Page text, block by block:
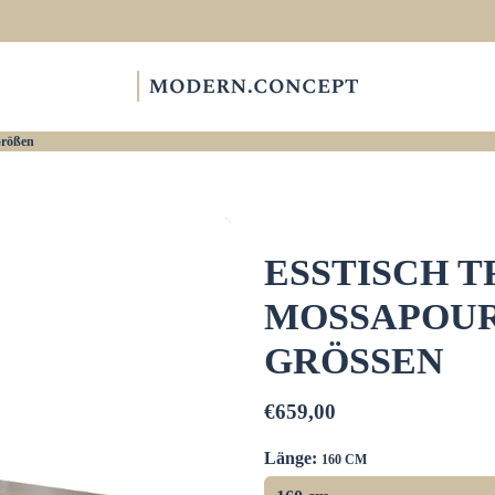
ESSTISCH
GRÖSSEN
€659,00
Länge: 160 CM